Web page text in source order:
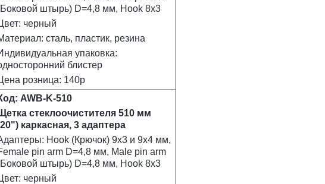
штырь) D=4,8 мм, Hook 8x3
черный
сталь, пластик, резина
упаковка:
блистер
розница: 140р
AWB-K-510
стеклоочистителя 510 мм
каркасная, 3 адаптера
Hook (Крючок) 9х3 и 9х4 мм,
pin arm D=4,8 мм, Male pin arm
штырь) D=4,8 мм, Hook 8x3
черный